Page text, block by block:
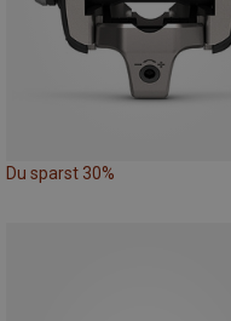
Du sparst 30%